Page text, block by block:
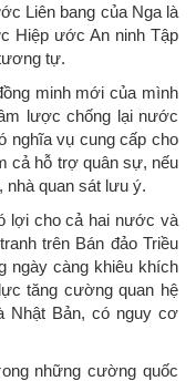
Liên bang của Nga là
Hiệp ước An ninh Tập
tự.
minh mới của mình
lược chống lại nước
nghĩa vụ cung cấp cho
cả hỗ trợ quân sự, nếu
nhà quan sát lưu ý.
lợi cho cả hai nước và
trên Bán đảo Triều
ngày càng khiêu khích
tăng cường quan hệ
Nhật Bản, có nguy cơ
những cường quốc